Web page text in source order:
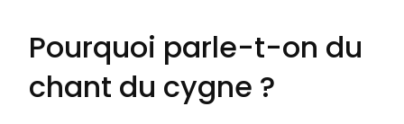
Pourquoi parle-t-on du
chant du cygne ?